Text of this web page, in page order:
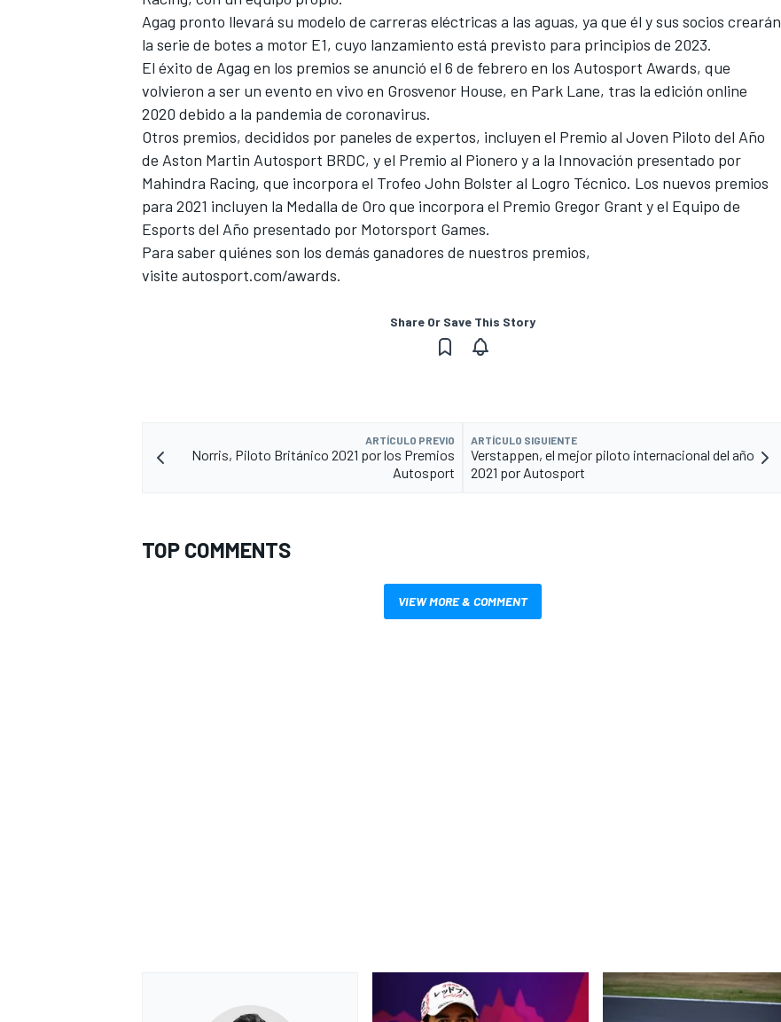
Agag pronto llevará su modelo de carreras eléctricas a las aguas, ya que él y sus socios crearán
la serie de botes a motor E1, cuyo lanzamiento está previsto para principios de 2023.
El éxito de Agag en los premios se anunció el 6 de febrero en los Autosport Awards, que
volvieron a ser un evento en vivo en Grosvenor House, en Park Lane, tras la edición online
2020 debido a la pandemia de coronavirus.
Otros premios, decididos por paneles de expertos, incluyen el Premio al Joven Piloto del Año
de Aston Martin Autosport BRDC, y el Premio al Pionero y a la Innovación presentado por
Mahindra Racing, que incorpora el Trofeo John Bolster al Logro Técnico. Los nuevos premios
para 2021 incluyen la Medalla de Oro que incorpora el Premio Gregor Grant y el Equipo de
Esports del Año presentado por Motorsport Games.
Para saber quiénes son los demás ganadores de nuestros premios,
visite autosport.com/awards.
Share Or Save This Story
ARTÍCULO PREVIO
Norris, Piloto Británico 2021 por los Premios
Autosport
ARTÍCULO SIGUIENTE
Verstappen, el mejor piloto internacional del año
2021 por Autosport
TOP COMMENTS
VIEW MORE & COMMENT